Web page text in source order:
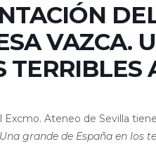
VAZCA.
Excmo. Ateneo de Sevilla
grande de España en los